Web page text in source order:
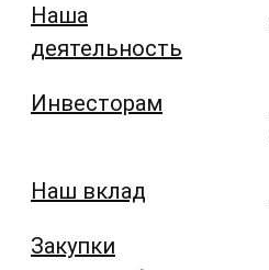
Наша
деятельность
Инвесторам
Наш вклад
Закупки